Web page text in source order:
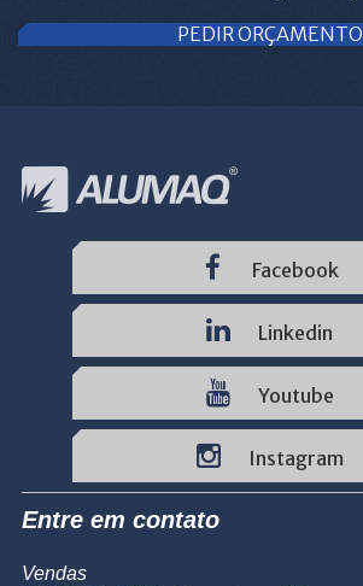
PEDIR ORÇAMENTO
Facebook
Linkedin
Youtube
Instagram
Entre em contato
Vendas